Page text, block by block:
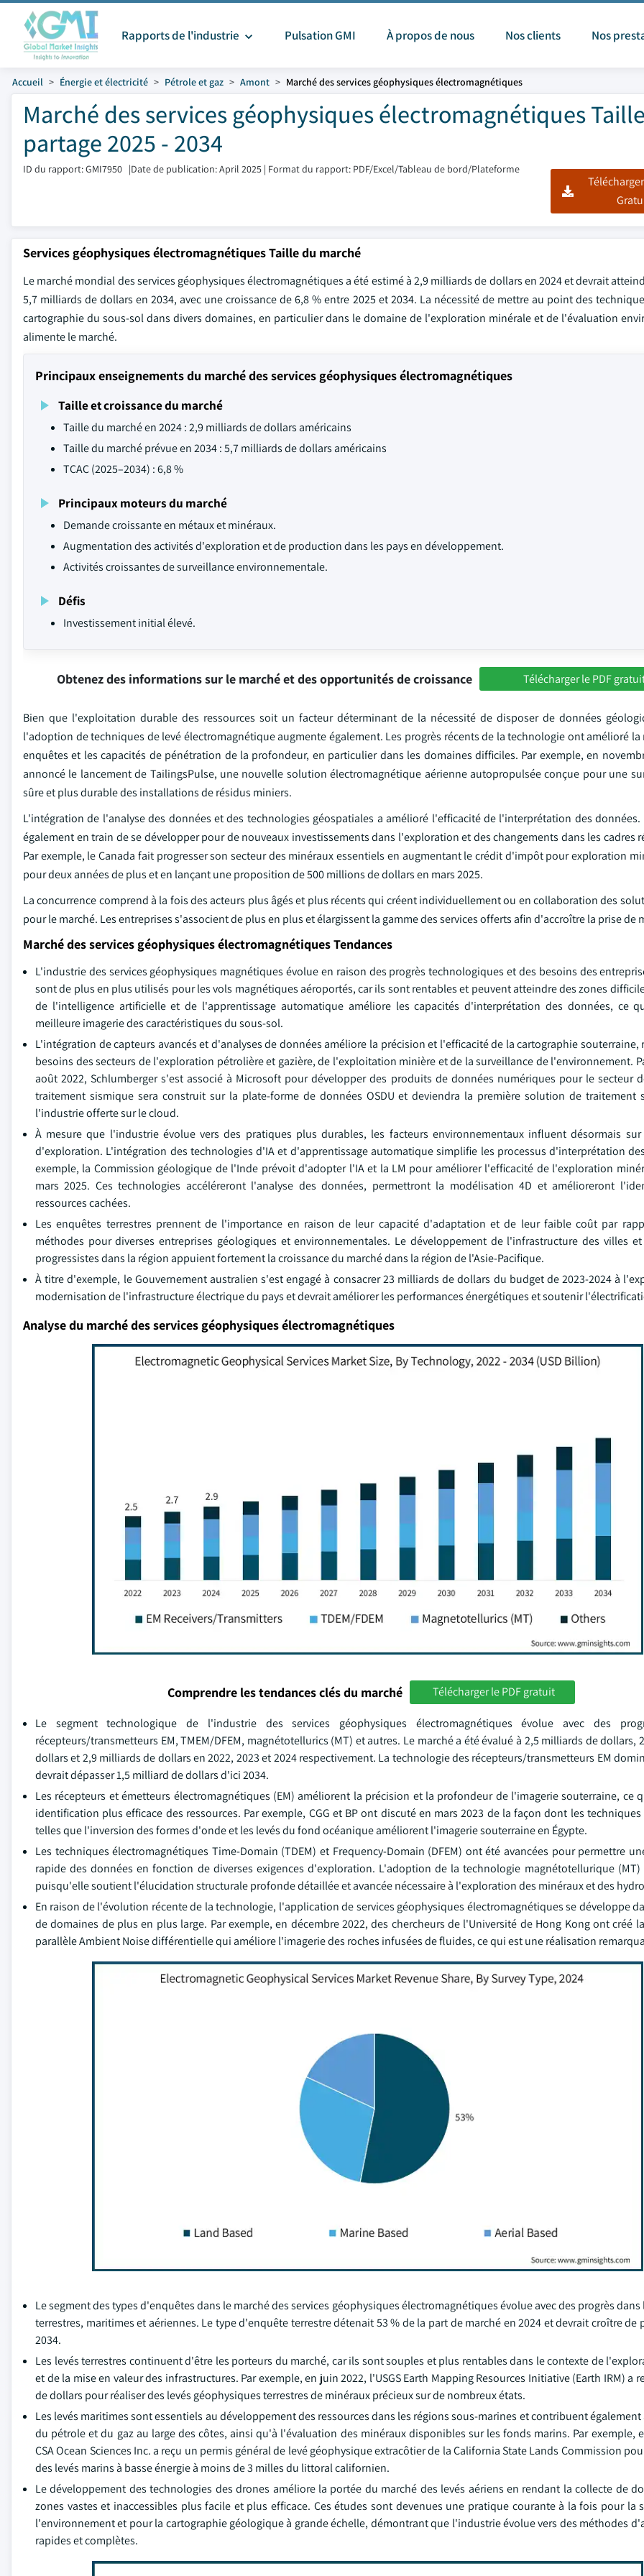
Rapports de l'industrie Pulsation GMI À propos de nous Nos clients Nos
Accueil Énergie et électricité Pétrole et gaz Amont Marché des services géophysiques électromagnétiques
Marché des services géophysiques électromagnétiques
partage 2025 - 2034
ID du rapport: GMI7950 |Date de publication: April 2025 | Format du rapport: PDF/Excel/Tableau de bord/Plateforme
Services géophysiques électromagnétiques Taille du marché
Le marché mondial des services géophysiques électromagnétiques a été estimé à 2,9 milliards de dollars en 2024 et devrait
5,7 milliards de dollars en 2034, avec une croissance de 6,8 % entre 2025 et 2034. La nécessité de mettre au point des
cartographie du sous-sol dans divers domaines, en particulier dans le domaine de l'exploration minérale et de l'évaluation
alimente le marché.
Principaux enseignements du marché des services géophysiques électromagnétiques
Taille et croissance du marché
Taille du marché en 2024 : 2,9 milliards de dollars américains
Taille du marché prévue en 2034 : 5,7 milliards de dollars américains
TCAC (2025–2034) : 6,8 %
Principaux moteurs du marché
Demande croissante en métaux et minéraux.
Augmentation des activités d'exploration et de production dans les pays en développement.
Activités croissantes de surveillance environnementale.
Défis
Investissement initial élevé.
Obtenez des informations sur le marché et des opportunités de croissance Télécharger le PDF
Bien que l'exploitation durable des ressources soit un facteur déterminant de la nécessité de disposer de données
l'adoption de techniques de levé électromagnétique augmente également. Les progrès récents de la technologie ont amélioré
enquêtes et les capacités de pénétration de la profondeur, en particulier dans les domaines difficiles. Par exemple, en
annoncé le lancement de TailingsPulse, une nouvelle solution électromagnétique aérienne autopropulsée conçue pour une
sûre et plus durable des installations de résidus miniers.
L'intégration de l'analyse des données et des technologies géospatiales a amélioré l'efficacité de l'interprétation des
également en train de se développer pour de nouveaux investissements dans l'exploration et des changements dans les cadres
Par exemple, le Canada fait progresser son secteur des minéraux essentiels en augmentant le crédit d'impôt pour exploration
pour deux années de plus et en lançant une proposition de 500 millions de dollars en mars 2025.
La concurrence comprend à la fois des acteurs plus âgés et plus récents qui créent individuellement ou en collaboration des
pour le marché. Les entreprises s'associent de plus en plus et élargissent la gamme des services offerts afin d'accroître la prise de
Marché des services géophysiques électromagnétiques Tendances
L'industrie des services géophysiques magnétiques évolue en raison des progrès technologiques et des besoins des
sont de plus en plus utilisés pour les vols magnétiques aéroportés, car ils sont rentables et peuvent atteindre des zones
de l'intelligence artificielle et de l'apprentissage automatique améliore les capacités d'interprétation des données, ce
meilleure imagerie des caractéristiques du sous-sol.
L'intégration de capteurs avancés et d'analyses de données améliore la précision et l'efficacité de la cartographie souterraine,
besoins des secteurs de l'exploration pétrolière et gazière, de l'exploitation minière et de la surveillance de l'environnement.
août 2022, Schlumberger s'est associé à Microsoft pour développer des produits de données numériques pour le secteur
traitement sismique sera construit sur la plate-forme de données OSDU et deviendra la première solution de traitement
l'industrie offerte sur le cloud.
À mesure que l'industrie évolue vers des pratiques plus durables, les facteurs environnementaux influent désormais
d'exploration. L'intégration des technologies d'IA et d'apprentissage automatique simplifie les processus d'interprétation
exemple, la Commission géologique de l'Inde prévoit d'adopter l'IA et la LM pour améliorer l'efficacité de l'exploration
mars 2025. Ces technologies accéléreront l'analyse des données, permettront la modélisation 4D et amélioreront
ressources cachées.
Les enquêtes terrestres prennent de l'importance en raison de leur capacité d'adaptation et de leur faible coût par
méthodes pour diverses entreprises géologiques et environnementales. Le développement de l'infrastructure des villes
progressistes dans la région appuient fortement la croissance du marché dans la région de l'Asie-Pacifique.
À titre d'exemple, le Gouvernement australien s'est engagé à consacrer 23 milliards de dollars du budget de 2023-2024 à
modernisation de l'infrastructure électrique du pays et devrait améliorer les performances énergétiques et soutenir
Analyse du marché des services géophysiques électromagnétiques
Comprendre les tendances clés du marché Télécharger le PDF gratuit
Le segment technologique de l'industrie des services géophysiques électromagnétiques évolue avec des
récepteurs/transmetteurs EM, TMEM/DFEM, magnétotellurics (MT) et autres. Le marché a été évalué à 2,5 milliards de dollars,
dollars et 2,9 milliards de dollars en 2022, 2023 et 2024 respectivement. La technologie des récepteurs/transmetteurs EM
devrait dépasser 1,5 milliard de dollars d'ici 2034.
Les récepteurs et émetteurs électromagnétiques (EM) améliorent la précision et la profondeur de l'imagerie souterraine, ce
identification plus efficace des ressources. Par exemple, CGG et BP ont discuté en mars 2023 de la façon dont les
telles que l'inversion des formes d'onde et les levés du fond océanique améliorent l'imagerie souterraine en Égypte.
Les techniques électromagnétiques Time-Domain (TDEM) et Frequency-Domain (DFEM) ont été avancées pour permettre
rapide des données en fonction de diverses exigences d'exploration. L'adoption de la technologie magnétotellurique (MT)
puisqu'elle soutient l'élucidation structurale profonde détaillée et avancée nécessaire à l'exploration des minéraux et des
En raison de l'évolution récente de la technologie, l'application de services géophysiques électromagnétiques se développe
de domaines de plus en plus large. Par exemple, en décembre 2022, des chercheurs de l'Université de Hong Kong ont créé
parallèle Ambient Noise différentielle qui améliore l'imagerie des roches infusées de fluides, ce qui est une réalisation
Le segment des types d'enquêtes dans le marché des services géophysiques électromagnétiques évolue avec des progrès
terrestres, maritimes et aériennes. Le type d'enquête terrestre détenait 53 % de la part de marché en 2024 et devrait croître de
2034.
Les levés terrestres continuent d'être les porteurs du marché, car ils sont souples et plus rentables dans le contexte de
et de la mise en valeur des infrastructures. Par exemple, en juin 2022, l'USGS Earth Mapping Resources Initiative (Earth IRM) a
de dollars pour réaliser des levés géophysiques terrestres de minéraux précieux sur de nombreux états.
Les levés maritimes sont essentiels au développement des ressources dans les régions sous-marines et contribuent
du pétrole et du gaz au large des côtes, ainsi qu'à l'évaluation des minéraux disponibles sur les fonds marins. Par exemple,
CSA Ocean Sciences Inc. a reçu un permis général de levé géophysique extracôtier de la California State Lands Commission
des levés marins à basse énergie à moins de 3 milles du littoral californien.
Le développement des technologies des drones améliore la portée du marché des levés aériens en rendant la collecte de
zones vastes et inaccessibles plus facile et plus efficace. Ces études sont devenues une pratique courante à la fois pour la
l'environnement et pour la cartographie géologique à grande échelle, démontrant que l'industrie évolue vers des méthodes
rapides et complètes.